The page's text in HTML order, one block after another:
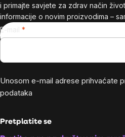
i primajte savjete za zdrav način
informacije o novim proizvodima –
E-mail
Unosom e-mail adrese prihvaćate
podataka
Pretplatite se